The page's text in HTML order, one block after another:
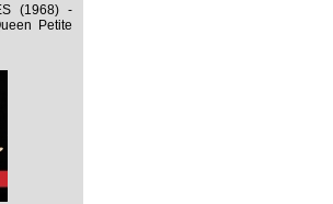
(1968) -
Petite